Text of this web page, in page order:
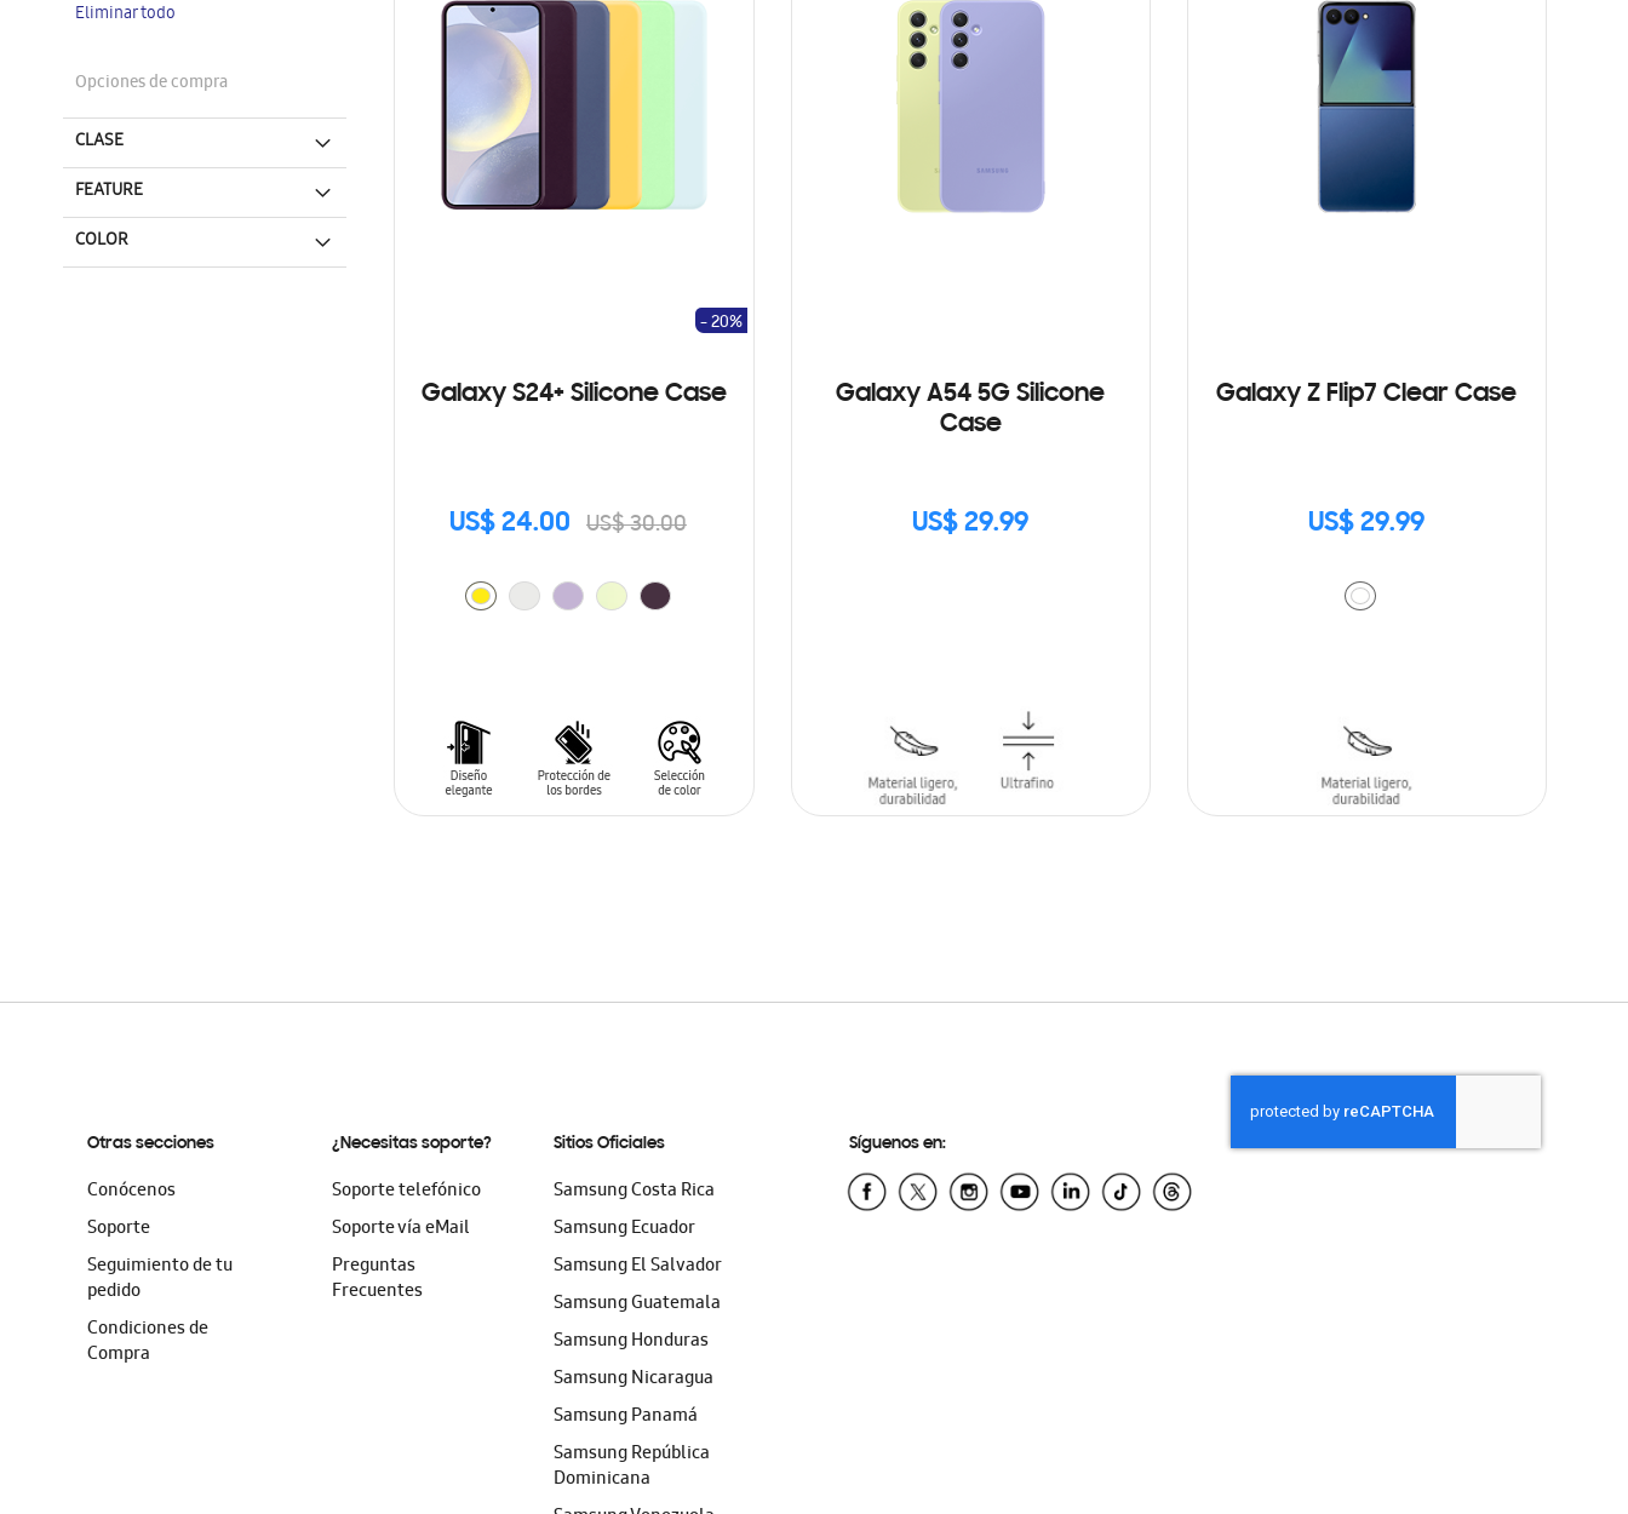
Galaxy S24+ Silicone Case
US$ 24.00 US$ 30.00
- 20%
Galaxy A54 5G Silicone
Case
US$ 29.99
SIN
Galaxy Z Flip7 Clear Case
US$ 29.99
artículo
Eliminar todo
Opciones de compra
CLASE
FEATURE
COLOR
Otras secciones
Conócenos
Soporte
Seguimiento de tu
pedido
Condiciones de
Compra
¿Necesitas soporte?
Soporte telefónico
Soporte vía eMail
Preguntas
Frecuentes
Sitios Oficiales
Samsung Costa Rica
Samsung Ecuador
Samsung El Salvador
Samsung Guatemala
Samsung Honduras
Samsung Nicaragua
Samsung Panamá
Samsung República
Dominicana
Síguenos en: